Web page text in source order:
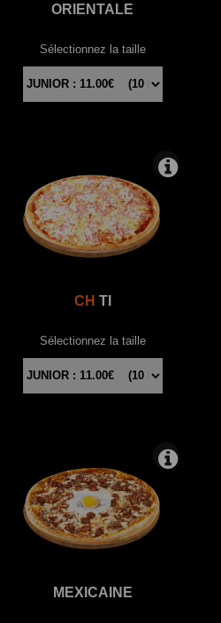
ORIENTALE
Sélectionnez la taille
CH TI
Sélectionnez la taille
MEXICAINE